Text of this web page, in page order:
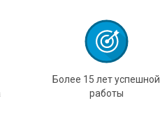
Более 15 лет успешной
работы